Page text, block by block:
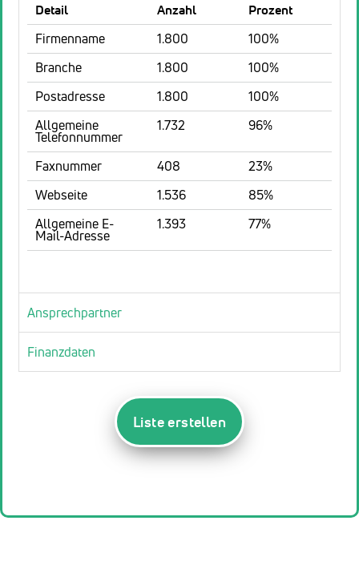
Detail Anzahl
Prozent
Firmenname
1.800
100%
Branche
1.800
100%
Postadresse
1.800
100%
Allgemeine
Telefonnummer
1.732 96%
Faxnummer 408
23%
Webseite
1.536
85%
Allgemeine E-
Mail-Adresse
1.393 77%
Ansprechpartner
Finanzdaten
Liste erstellen